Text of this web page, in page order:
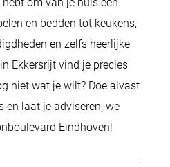
en bedden tot keukens,
en zelfs heerlijke
Ekkersrijt vind je precies
niet wat je wilt? Doe alvast
en laat je adviseren, we
Eindhoven!